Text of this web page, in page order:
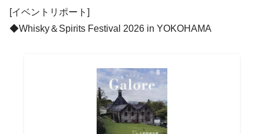
[イベントリポート]
◆Whisky＆Spirits Festival 2026 in YOKOHAMA